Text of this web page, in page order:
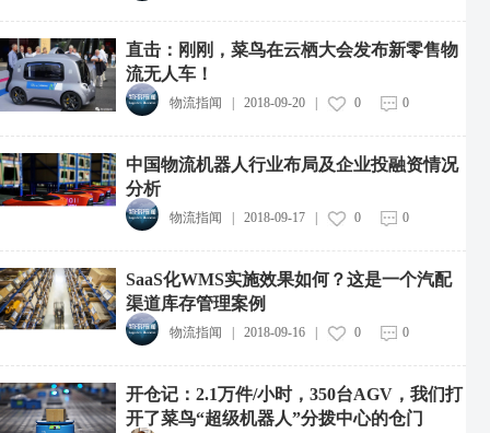
直击：刚刚，菜鸟在云栖大会发布新零售物
流无人车！
物流指闻 2018-09-20| 0 0
中国物流机器人行业布局及企业投融资情况
分析
物流指闻 2018-09-17| 0 0
SaaS化WMS实施效果如何？这是一个汽配
渠道库存管理案例
物流指闻 2018-09-16| 0 0
开仓记：2.1万件/小时，350台AGV，我们打
开了菜鸟“超级机器人”分拨中心的仓门